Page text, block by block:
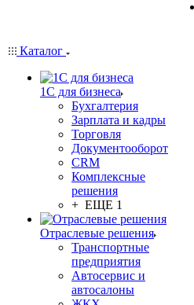
Каталог
1С для бизнеса
Бухгалтерия
Зарплата и кадры
Торговля
Документооборот
CRM
Комплексные
решения
+ ЕЩЕ 1
Отраслевые решения
Транспортные
предприятия
Автосервис и
автосалоны